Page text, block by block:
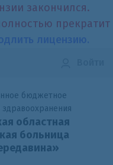
закончился.
прекратит
бюджетное
областная
больница